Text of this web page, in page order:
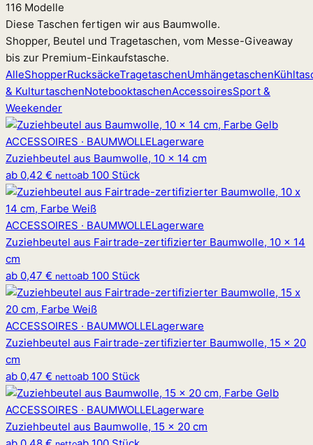
116 Modelle
Diese Taschen fertigen wir aus Baumwolle.
Shopper, Beutel und Tragetaschen, vom Messe-Giveaway
bis zur Premium-Einkaufstasche.
AlleShopperRucksäckeTragetaschenUmhängetaschen
& KulturtaschenNotebooktaschenAccessoiresSport &
Weekender
ACCESSOIRES · BAUMWOLLELagerware
Zuziehbeutel aus Baumwolle, 10 x 14 cm
ab 0,42 € nettoab 100 Stück
ACCESSOIRES · BAUMWOLLELagerware
Zuziehbeutel aus Fairtrade-zertifizierter Baumwolle, 10 x 14
cm
ab 0,47 € nettoab 100 Stück
ACCESSOIRES · BAUMWOLLELagerware
Zuziehbeutel aus Fairtrade-zertifizierter Baumwolle, 15 x 20
cm
ab 0,47 € nettoab 100 Stück
ACCESSOIRES · BAUMWOLLELagerware
Zuziehbeutel aus Baumwolle, 15 x 20 cm